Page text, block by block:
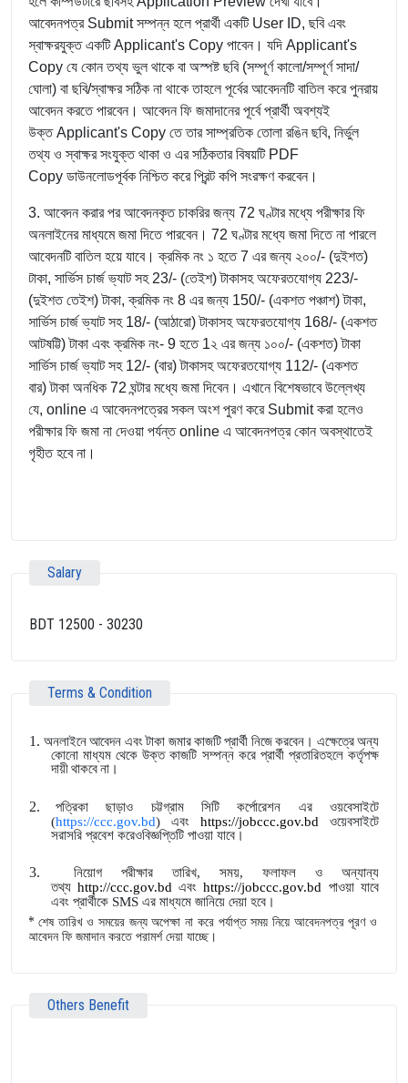
আবেদনপত্র Submit সম্পন্ন হলে প্রার্থী একটি User ID, ছবি এবং
স্বাক্ষরযুক্ত একটি Applicant's Copy পাবেন। যদি Applicant's
Copy যে কোন তথ্য ভুল থাকে বা অস্পষ্ট ছবি (সম্পূর্ণ কালো/সম্পূর্ণ সাদা/
ঘোলা) বা ছবি/স্বাক্ষর সঠিক না থাকে তাহলে পূর্বের আবেদনটি বাতিল করে পুনরায়
আবেদন করতে পারবেন। আবেদন ফি জমাদানের পূর্বে প্রার্থী অবশ্যই
উক্ত Applicant's Copy তে তার সাম্প্রতিক তোলা রঙিন ছবি, নির্ভুল
তথ্য ও স্বাক্ষর সংযুক্ত থাকা ও এর সঠিকতার বিষয়টি PDF
Copy ডাউনলোডপূর্বক নিশ্চিত করে প্রিন্ট কপি সংরক্ষণ করবেন।
3. আবেদন করার পর আবেদনকৃত চাকরির জন্য 72 ঘণ্টার মধ্যে পরীক্ষার ফি
অনলাইনের মাধ্যমে জমা দিতে পারবেন। 72 ঘণ্টার মধ্যে জমা দিতে না পারলে
আবেদনটি বাতিল হয়ে যাবে। ক্রমিক নং ১ হতে 7 এর জন্য ২০০/- (দুইশত)
টাকা, সার্ভিস চার্জ ভ্যাট সহ 23/- (তেইশ) টাকাসহ অফেরতযোগ্য 223/-
(দুইশত তেইশ) টাকা, ক্রমিক নং 8 এর জন্য 150/- (একশত পঞ্চাশ) টাকা,
সার্ভিস চার্জ ভ্যাট সহ 18/- (আঠারো) টাকাসহ অফেরতযোগ্য 168/- (একশত
আটষট্টি) টাকা এবং ক্রমিক নং- 9 হতে 1২ এর জন্য ১০০/- (একশত) টাকা
সার্ভিস চার্জ ভ্যাট সহ 12/- (বার) টাকাসহ অফেরতযোগ্য 112/- (একশত
বার) টাকা অনধিক 72 ঘন্টার মধ্যে জমা দিবেন। এখানে বিশেষভাবে উল্লেখ্য
যে, online এ আবেদনপত্রের সকল অংশ পুরণ করে Submit করা হলেও
পরীক্ষার ফি জমা না দেওয়া পর্যন্ত online এ আবেদনপত্র কোন অবস্থাতেই
গৃহীত হবে না।
Salary
BDT 12500 - 30230
Terms & Condition
1. অনলাইনে আবেদন এবং টাকা জমার কাজটি প্রার্থী নিজে করবেন। এক্ষেত্রে অন্য
কোনো মাধ্যম থেকে উক্ত কাজটি সম্পন্ন করে প্রার্থী প্রতারিতহলে কর্তৃপক্ষ
দায়ী থাকবে না।
2.
পত্রিকা ছাড়াও চট্টগ্রাম সিটি কর্পোরেশন এর ওয়বেসাইটে
(https://ccc.gov.bd) এবং https://jobccc.gov.bd ওয়েবসাইটে
সরাসরি প্রবেশ করেওবিজ্ঞপ্তিটি পাওয়া যাবে।
3.
নিয়োগ পরীক্ষার তারিখ, সময়, ফলাফল ও অন্যান্য
তথ্য http://ccc.gov.bd এবং https://jobccc.gov.bd পাওয়া যাবে
এবং প্রার্থীকে SMS এর মাধ্যমে জানিয়ে দেয়া হবে।
* শেষ তারিখ ও সময়ের জন্য অপেক্ষা না করে পর্যাপ্ত সময় নিয়ে আবেদনপত্র পূরণ ও
আবেদন ফি জমাদান করতে পরামর্শ দেয়া যাচ্ছে।
Others Benefit